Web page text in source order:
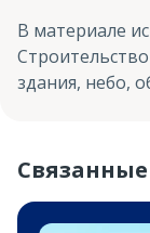
В материале
здания, небо,